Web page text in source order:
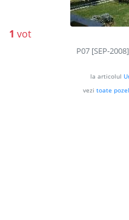
1 vot
P07 [SEP-
la articolul
vezi toate